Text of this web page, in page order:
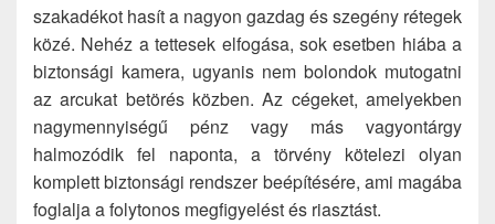
szakadékot hasít a nagyon gazdag és szegény rétegek
közé. Nehéz a tettesek elfogása, sok esetben hiába a
biztonsági kamera, ugyanis nem bolondok mutogatni
az arcukat betörés közben. Az cégeket, amelyekben
nagymennyiségű pénz vagy más vagyontárgy
halmozódik fel naponta, a törvény kötelezi olyan
komplett biztonsági rendszer beépítésére, ami magába
foglalja a folytonos megfigyelést és riasztást.